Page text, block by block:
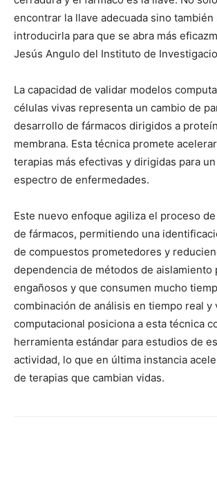
encontrar la llave adecuada sino también
introducirla para que se abra más
Jesús Angulo del Instituto de
La capacidad de validar modelos
células vivas representa un cambio de
desarrollo de fármacos dirigidos a
membrana. Esta técnica promete
terapias más efectivas y dirigidas para
espectro de enfermedades.
Este nuevo enfoque agiliza el proceso
de fármacos, permitiendo una
de compuestos prometedores y
dependencia de métodos de aislamiento
engañosos y que consumen mucho
combinación de análisis en tiempo real y
computacional posiciona a esta técnica
herramienta estándar para estudios de
actividad, lo que en última instancia
de terapias que cambian vidas.